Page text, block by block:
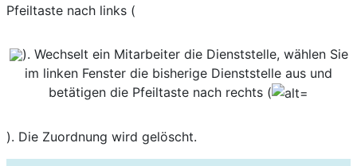
Pfeiltaste nach links (
). Wechselt ein Mitarbeiter die Dienststelle, wählen Sie
im linken Fenster die bisherige Dienststelle aus und
betätigen die Pfeiltaste nach rechts (
). Die Zuordnung wird gelöscht.